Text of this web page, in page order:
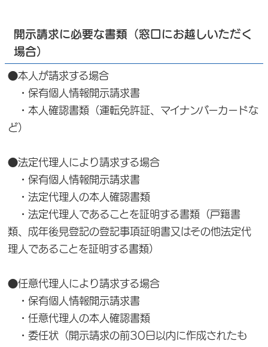
開示請求に必要な書類（窓口にお越しいただく
場合）
●本人が請求する場合
・保有個人情報開示請求書
・本人確認書類（運転免許証、マイナンバーカードな
ど）
●法定代理人により請求する場合
・保有個人情報開示請求書
・法定代理人の本人確認書類
・法定代理人であることを証明する書類（戸籍書
類、成年後見登記の登記事項証明書又はその他法定代
理人であることを証明する書類）
●任意代理人により請求する場合
・保有個人情報開示請求書
・任意代理人の本人確認書類
・委任状（開示請求の前30日以内に作成されたも